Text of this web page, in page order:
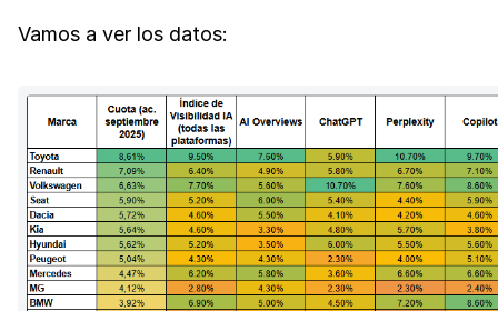
Vamos a ver los datos: